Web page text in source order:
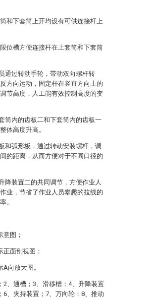
和下套筒上开均设有可供连接杆上
位槽方便连接杆在上套筒和下套筒
通过转动手轮，带动双向螺杆转
方向运动，固定杆在竖直方向上的
节高度，人工能有效控制高度的变
筒内的齿板二和下套筒内的齿板一
体高度升高。
和弧形板，通过转动安装螺杆，调
的距离，从而方便对于不同口径的
降装置二的共同调节，方便作业人
业，节省了作业人员攀爬的拉线的
。
意图；
正面剖视图；
向放大图。
2、通槽；3、滑移槽；4、升降装置
6、夹持装置；7、万向轮；8、推动